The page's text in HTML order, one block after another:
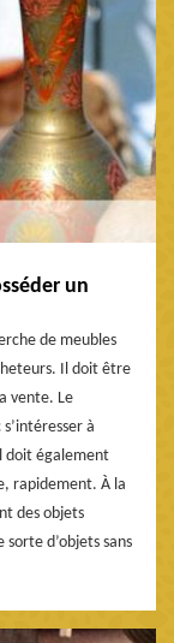
un
de meubles
Il doit être
vente. Le
à
doit également
rapidement. À la
des objets
d’objets sans